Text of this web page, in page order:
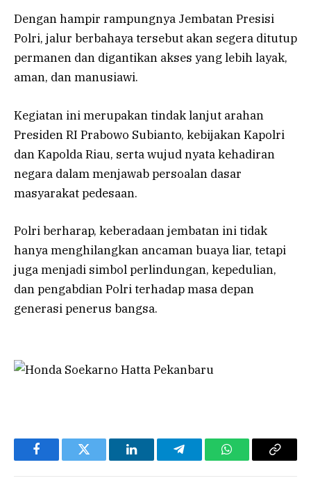
Dengan hampir rampungnya Jembatan Presisi
Polri, jalur berbahaya tersebut akan segera ditutup
permanen dan digantikan akses yang lebih layak,
aman, dan manusiawi.
Kegiatan ini merupakan tindak lanjut arahan
Presiden RI Prabowo Subianto, kebijakan Kapolri
dan Kapolda Riau, serta wujud nyata kehadiran
negara dalam menjawab persoalan dasar
masyarakat pedesaan.
Polri berharap, keberadaan jembatan ini tidak
hanya menghilangkan ancaman buaya liar, tetapi
juga menjadi simbol perlindungan, kepedulian,
dan pengabdian Polri terhadap masa depan
generasi penerus bangsa.
FacebookTwitter LinkedInTelegramWhatsAppCopy